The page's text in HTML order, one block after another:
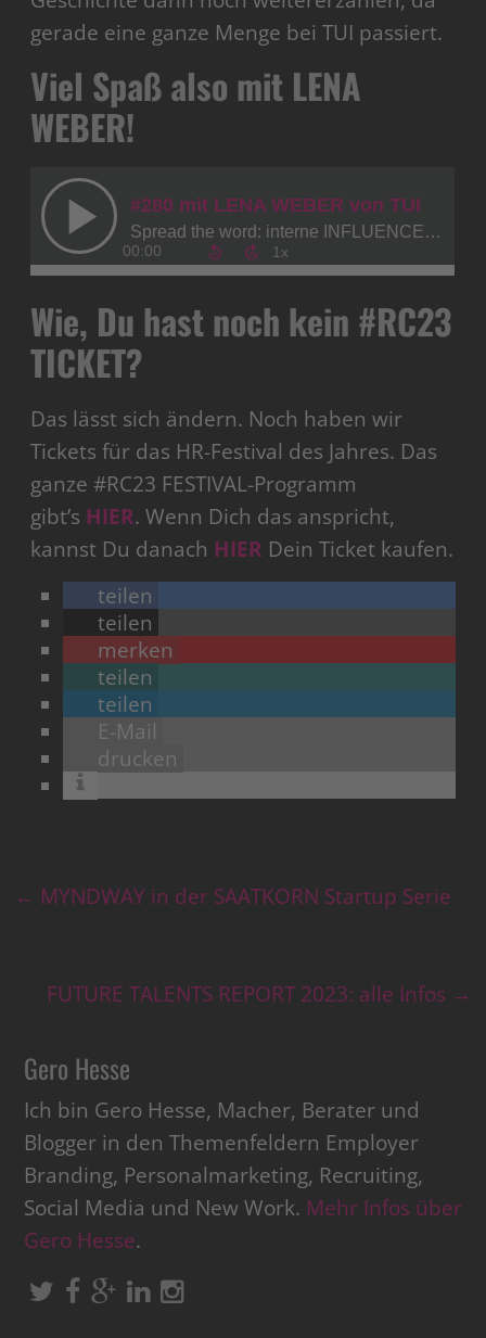
gerade eine ganze Menge bei TUI passiert.
Viel Spaß also mit LENA
WEBER!
Wie, Du hast noch kein #RC23
TICKET?
Das lässt sich ändern. Noch haben wir
Tickets für das HR-Festival des Jahres. Das
ganze #RC23 FESTIVAL-Programm
gibt’s HIER. Wenn Dich das anspricht,
kannst Du danach HIER Dein Ticket kaufen.
teilen
teilen
merken
teilen
teilen
E-Mail
drucken
← MYNDWAY in der SAATKORN Startup Serie
FUTURE TALENTS REPORT 2023: alle Infos →
Gero Hesse
Ich bin Gero Hesse, Macher, Berater und
Blogger in den Themenfeldern Employer
Branding, Personalmarketing, Recruiting,
Social Media und New Work. Mehr Infos über
Gero Hesse.